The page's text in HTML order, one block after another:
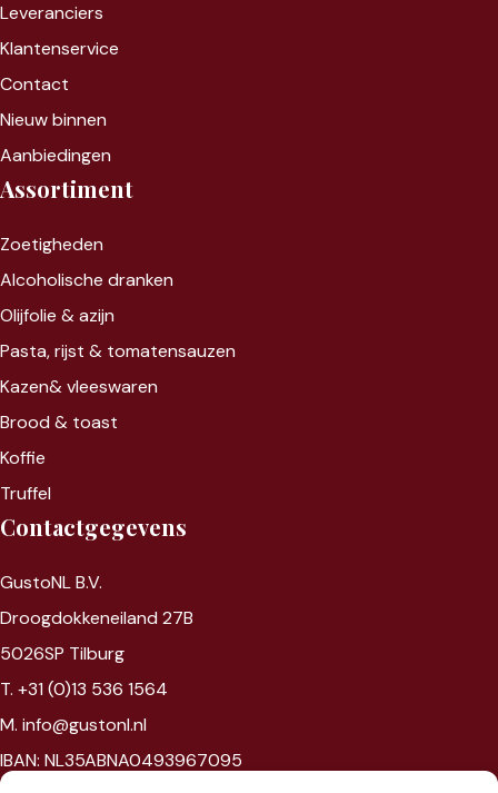
Leveranciers
Klantenservice
Contact
Nieuw binnen
Aanbiedingen
Assortiment
Zoetigheden
Alcoholische dranken
Olijfolie & azijn
Pasta, rijst & tomatensauzen
Kazen&vleeswaren
Brood & toast
Koffie
Truffel
Contactgegevens
GustoNL B.V.
Droogdokkeneiland 27B
5026SP Tilburg
T. +31 (0)13 536 1564
M. info@gustonl.nl
IBAN: NL35ABNA0493967095